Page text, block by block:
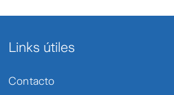
Links útiles
Contacto